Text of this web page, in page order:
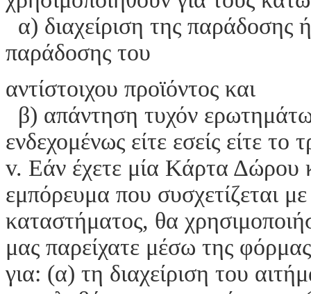
α) διαχείριση της
παράδοσης του
αντίστοιχου προϊόντος και
β) απάντηση τυχόν
ενδεχομένως είτε εσείς είτε
v. Εάν έχετε μία Κάρτα Δώρου
εμπόρευμα που συσχετίζεται
καταστήματος, θα
μας παρείχατε μέσω της
για: (α) τη διαχείριση του